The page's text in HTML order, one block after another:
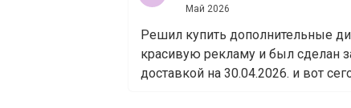
Май 2026
Решил купить дополнительные
красивую рекламу и был сделан
доставкой на 30.04.2026. и вот